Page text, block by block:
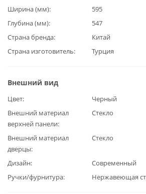
Ширина (мм)
595
Глубина (мм)
547
Страна бренда
Китай
Страна изготовитель
Турция
Внешний вид
Цвет
Черный
Внешний материал
верхней панели
Стекло
Внешний материал
дверцы
Стекло
Дизайн
Современный
Ручки/фурнитура
Нержавеющая